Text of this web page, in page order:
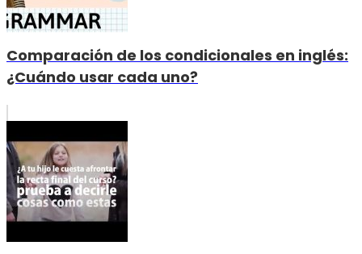
Comparación de los condicionales en inglés:
¿Cuándo usar cada uno?